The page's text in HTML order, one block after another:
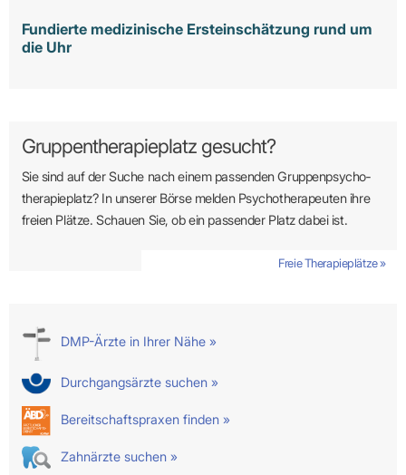
Fundierte medizinische Ersteinschätzung rund um
die Uhr
Gruppentherapieplatz gesucht?
Sie sind auf der Suche nach einem passenden Gruppen­psycho­
therapie­platz? In unserer Börse melden Psycho­­thera­­peuten ihre
freien Plätze. Schauen Sie, ob ein passender Platz dabei ist.
Freie Therapieplätze »
DMP-Ärzte in Ihrer Nähe »
Durchgangsärzte suchen »
Bereitschaftspraxen finden »
Zahnärzte suchen »